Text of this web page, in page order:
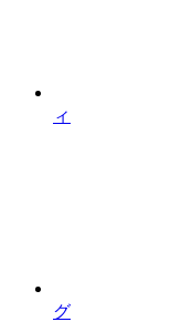
ィ
グ